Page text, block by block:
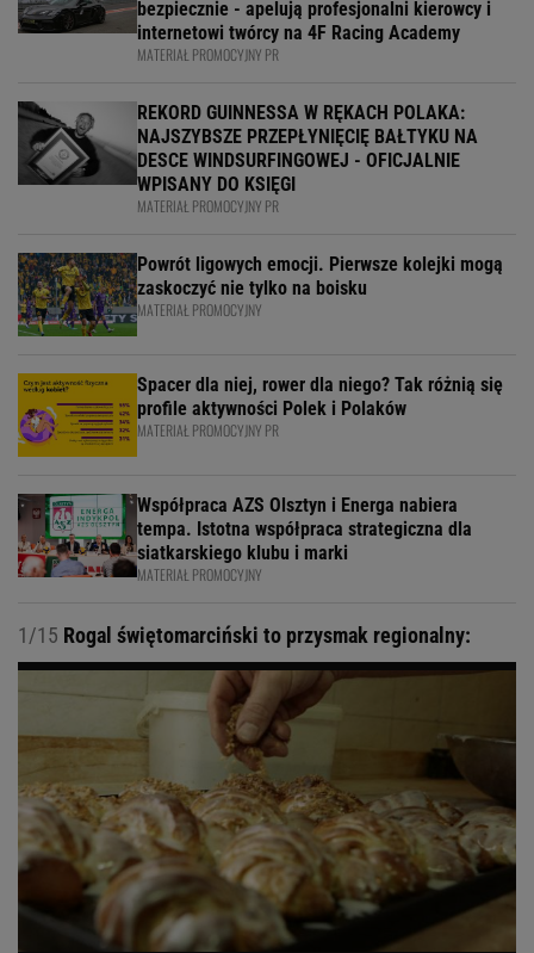
bezpiecznie - apelują profesjonalni kierowcy i
internetowi twórcy na 4F Racing Academy
MATERIAŁ PROMOCYJNY PR
REKORD GUINNESSA W RĘKACH POLAKA:
NAJSZYBSZE PRZEPŁYNIĘCIĘ BAŁTYKU NA
DESCE WINDSURFINGOWEJ - OFICJALNIE
WPISANY DO KSIĘGI
MATERIAŁ PROMOCYJNY PR
Powrót ligowych emocji. Pierwsze kolejki mogą
zaskoczyć nie tylko na boisku
MATERIAŁ PROMOCYJNY
Spacer dla niej, rower dla niego? Tak różnią się
profile aktywności Polek i Polaków
MATERIAŁ PROMOCYJNY PR
Współpraca AZS Olsztyn i Energa nabiera
tempa. Istotna współpraca strategiczna dla
siatkarskiego klubu i marki
MATERIAŁ PROMOCYJNY
1/15 Rogal świętomarciński to przysmak regionalny: